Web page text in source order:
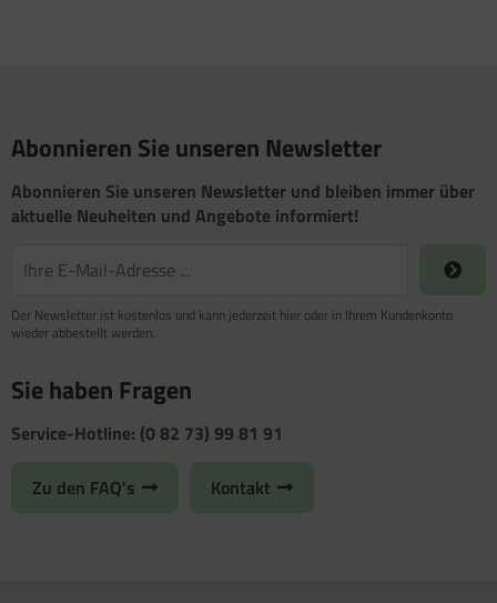
Abonnieren Sie unseren Newsletter
Abonnieren Sie unseren Newsletter und bleiben immer über
aktuelle Neuheiten und Angebote informiert!
Der Newsletter ist kostenlos und kann jederzeit hier oder in Ihrem Kundenkonto
wieder abbestellt werden.
Sie haben Fragen
Service-Hotline: (0 82 73) 99 81 91
Zu den FAQ's Kontakt